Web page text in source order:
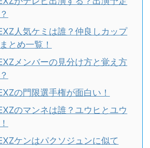
人気ケミは誰？仲良しカップ
とめ一覧！
メンバーの見分け方と覚え方
の門限選手権が面白い！
のマンネは誰？ユウヒとユウ
ケンはパクソジュンに似て